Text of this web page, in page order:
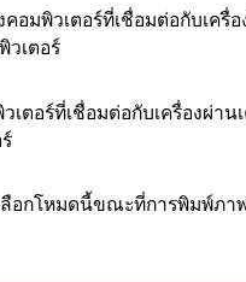
อมพิวเตอร์ที่เชื่อมต่อกับเครื่อ
วเตอร์
เตอร์ที่เชื่อมต่อกับเครื่องผ่าน
ลือกโหมดนี้ขณะที่การพิมพ์ภา